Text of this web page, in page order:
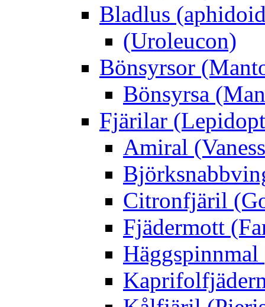
Bladlus
(Uroleucon)
Bönsyrsor
Bönsyrsa
Fjärilar
Amiral
Citronfjäril
Fjädermott